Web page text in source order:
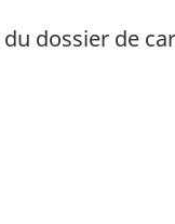
dossier de